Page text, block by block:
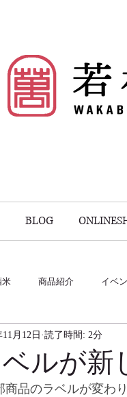
BLOG
米 商品紹介 イベ
ルが新
11月12日 読了時間: 2分
品のラベルが変わり